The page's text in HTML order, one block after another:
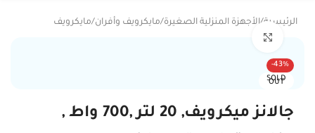
الرئيسية/الأجهزة المنزلية الصغيرة/مايكرويف وأفران/مايكرويف
-43%
SOLD
OUT
جالانز ميكرويف, 20 لتر ,700 واط ,